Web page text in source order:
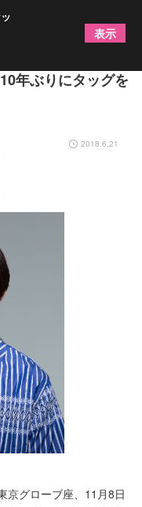
間』の上演が決
年ぶりにタッグを
2018.6.21
京グローブ座、11月8日
表示